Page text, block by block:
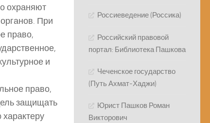
охраняют
При
право,
и
право,
защищать
Россиеведение (Россика)
Российский правовой
портал: Библиотека Пашкова
Чеченское государство
(Путь Ахмат-Хаджи)
Юрист Пашков Роман
Викторович